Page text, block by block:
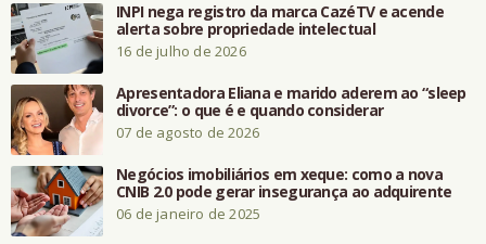
INPI nega registro da marca CazéTV e acende
alerta sobre propriedade intelectual
16 de julho de 2026
Apresentadora Eliana e marido aderem ao “sleep
divorce”: o que é e quando considerar
07 de agosto de 2026
Negócios imobiliários em xeque: como a nova
CNIB 2.0 pode gerar insegurança ao adquirente
06 de janeiro de 2025